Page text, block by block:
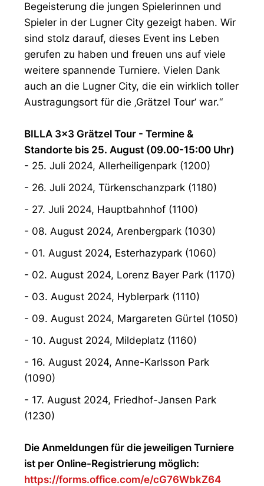
Begeisterung die jungen Spielerinnen und
Spieler in der Lugner City gezeigt haben. Wir
sind stolz darauf, dieses Event ins Leben
gerufen zu haben und freuen uns auf viele
weitere spannende Turniere. Vielen Dank
auch an die Lugner City, die ein wirklich toller
Austragungsort für die ‚Grätzel Tour‘ war.“
BILLA 3x3 Grätzel Tour - Termine &
Standorte bis 25. August (09.00-15:00 Uhr)
- 25. Juli 2024, Allerheiligenpark (1200)
- 26. Juli 2024, Türkenschanzpark (1180)
- 27. Juli 2024, Hauptbahnhof (1100)
- 08. August 2024, Arenbergpark (1030)
- 01. August 2024, Esterhazypark (1060)
- 02. August 2024, Lorenz Bayer Park (1170)
- 03. August 2024, Hyblerpark (1110)
- 09. August 2024, Margareten Gürtel (1050)
- 10. August 2024, Mildeplatz (1160)
- 16. August 2024, Anne-Karlsson Park
(1090)
- 17. August 2024, Friedhof-Jansen Park
(1230)
Die Anmeldungen für die jeweiligen Turniere
ist per Online-Registrierung möglich:
https://forms.office.com/e/cG76WbkZ64